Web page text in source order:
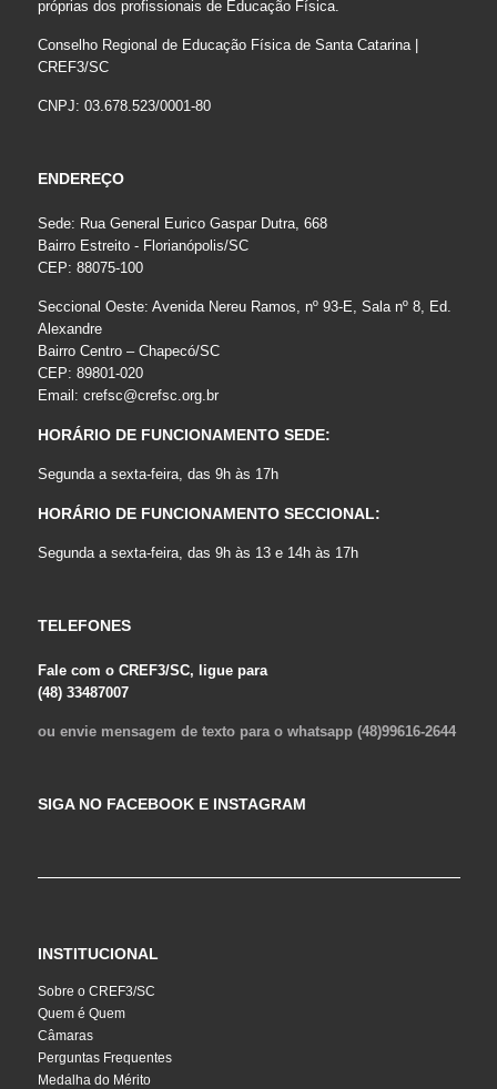
próprias dos profissionais de Educação Física.
Conselho Regional de Educação Física de Santa Catarina |
CREF3/SC
CNPJ: 03.678.523/0001-80
ENDEREÇO
Sede: Rua General Eurico Gaspar Dutra, 668
Bairro Estreito - Florianópolis/SC
CEP: 88075-100
Seccional Oeste: Avenida Nereu Ramos, nº 93-E, Sala nº 8, Ed.
Alexandre
Bairro Centro – Chapecó/SC
CEP: 89801-020
Email: crefsc@crefsc.org.br
HORÁRIO DE FUNCIONAMENTO SEDE:
Segunda a sexta-feira, das 9h às 17h
HORÁRIO DE FUNCIONAMENTO SECCIONAL:
Segunda a sexta-feira, das 9h às 13 e 14h às 17h
TELEFONES
Fale com o CREF3/SC, ligue para
(48) 33487007
ou envie mensagem de texto para o whatsapp (48)99616-2644
SIGA NO FACEBOOK E INSTAGRAM
INSTITUCIONAL
Sobre o CREF3/SC
Quem é Quem
Câmaras
Perguntas Frequentes
Medalha do Mérito